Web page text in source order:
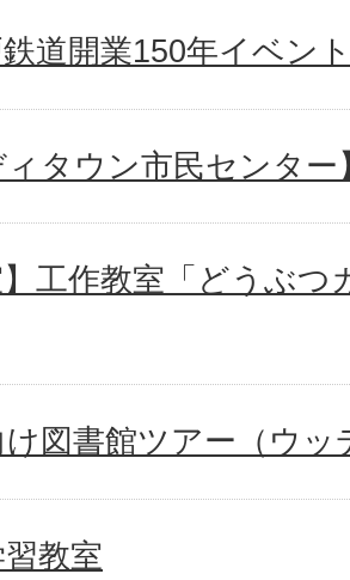
道開業150年イベン
ィタウン市民センタ
】工作教室「どうぶ
図書館ツアー（ウ
教室